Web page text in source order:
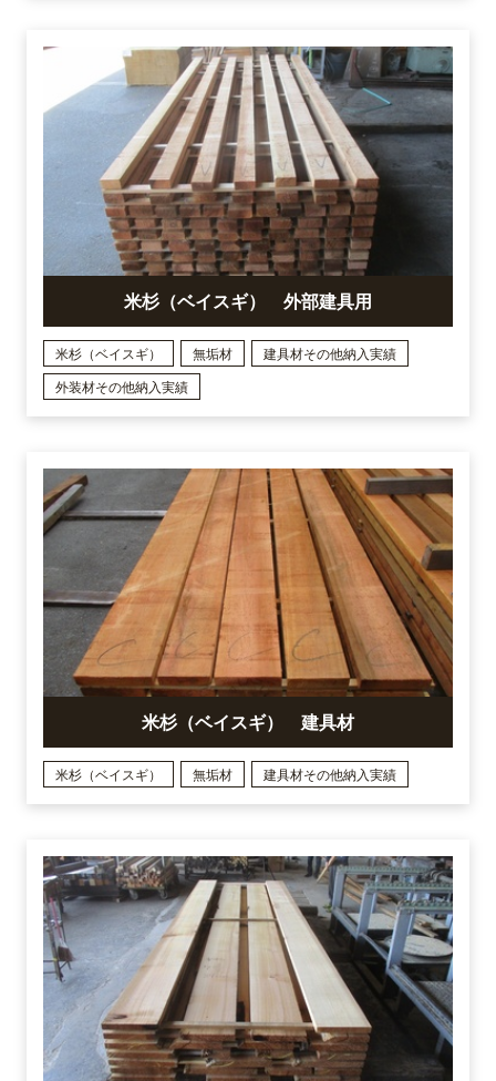
米杉（ベイスギ） 外部建具用
米杉（ベイスギ） 無垢材
建具材その他納入実績
外装材その他納入実績
米杉（ベイスギ） 建具材
米杉（ベイスギ） 無垢材 建具材その他納入実績